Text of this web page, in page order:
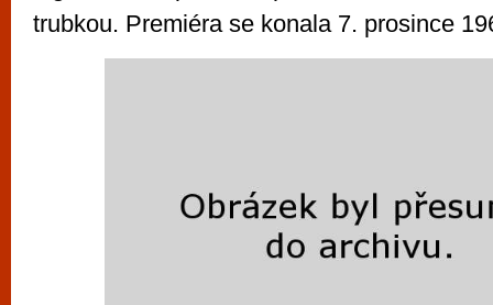
trubkou. Premiéra se konala 7. prosince